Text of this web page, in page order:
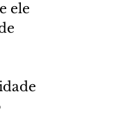
ele